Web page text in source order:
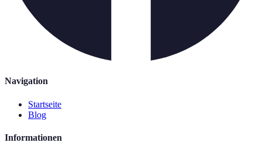
Navigation
Startseite
Blog
Informationen